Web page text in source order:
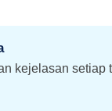
kejelasan setiap